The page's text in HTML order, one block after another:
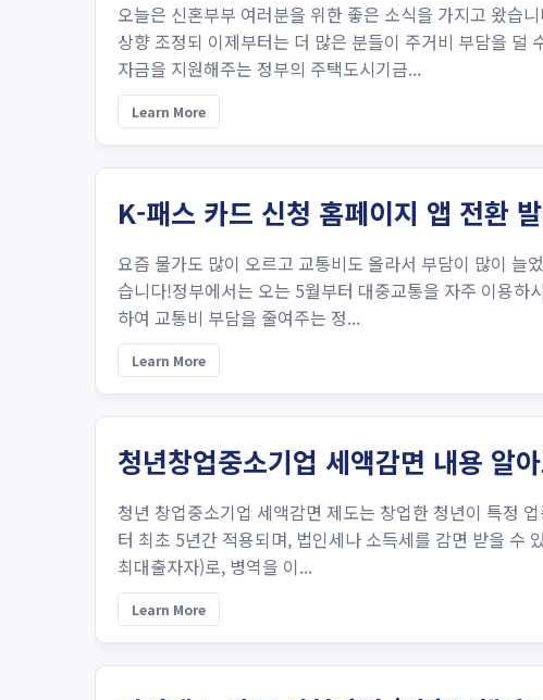
오늘은 신혼부부 여러분을 위한 좋은 소식을 가지고 왔습
상향 조정되 이제부터는 더 많은 분들이 주거비 부담을 덜
자금을 지원해주는 정부의 주택도시기금...
Learn More
K-패스 카드 신청 홈페이지 앱 전환
요즘 물가도 많이 오르고 교통비도 올라서 부담이 많이 늘
습니다!정부에서는 오는 5월부터 대중교통을 자주 이용
하여 교통비 부담을 줄여주는 정...
Learn More
청년창업중소기업 세액감면 내용 알
청년 창업중소기업 세액감면 제도는 창업한 청년이 특정
터 최초 5년간 적용되며, 법인세나 소득세를 감면 받을 수
최대출자자)로, 병역을 이...
Learn More